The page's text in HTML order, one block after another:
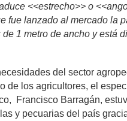
<<estrecho>> o
fue lanzado al mercado la
1 metro de ancho y está
del sector
de los agricultores, el
Francisco Barragán,
y pecuarias del país